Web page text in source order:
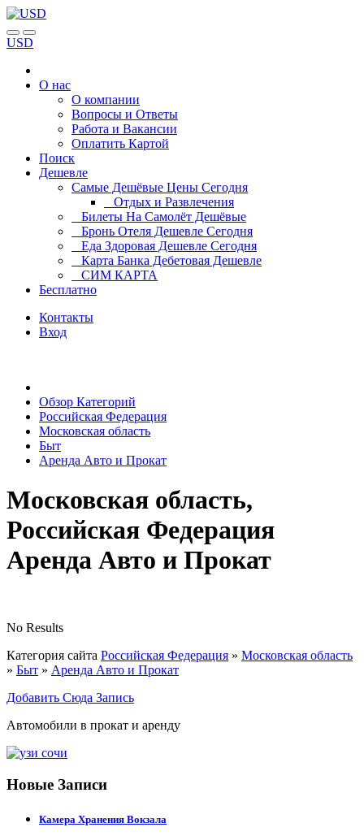
USD
О нас
О компании
Вопросы и Ответы
Работа и Вакансии
Оплатить Картой
Поиск
Дешевле
Самые Дешёвые Цены Сегодня
Отдых и Развлечения
Билеты На Самолёт Дешёвые
Бронь Отеля Дешевле Сегодня
Еда Здоровая Дешевле Сегодня
Карта Банка Дебетовая Дешевле
СИМ КАРТА
Бесплатно
Контакты
Вход
Обзор Категорий
Российская Федерация
Московская область
Быт
Аренда Авто и Прокат
Московская область,
Российская Федерация
Аренда Авто и Прокат
No Results
Категория сайта Российская Федерация » Московская область
» Быт » Аренда Авто и Прокат
Добавить Сюда Запись
Автомобили в прокат и аренду
Новые Записи
Камера Хранения Вокзала